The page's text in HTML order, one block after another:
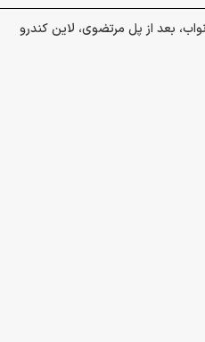
بعد از پل مرتضوی، لاین کندرو